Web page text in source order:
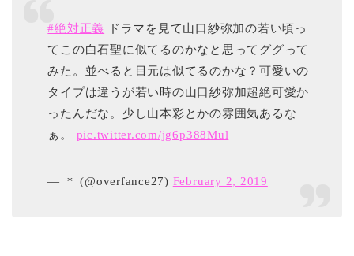
#絶対正義 ドラマを見て山口紗弥加の若い頃っ
てこの白石聖に似てるのかなと思ってググって
みた。並べると目元は似てるのかな？可愛いの
タイプは違うが若い時の山口紗弥加超絶可愛か
ったんだな。少し山本彩とかの雰囲気あるな
ぁ。 pic.twitter.com/jg6p388Mul
— ＊ (@overfance27) February 2, 2019